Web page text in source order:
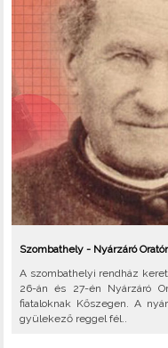
Szombathely - Nyárzáró
A szombathelyi rendház
26-án és 27-én Nyárzáró
fiataloknak Kőszegen. A
gyülekező reggel fél..